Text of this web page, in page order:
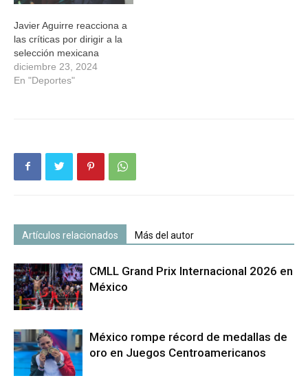
Javier Aguirre reacciona a
las críticas por dirigir a la
selección mexicana
diciembre 23, 2024
En "Deportes"
Artículos relacionados Más del autor
CMLL Grand Prix Internacional 2026 en
México
México rompe récord de medallas de
oro en Juegos Centroamericanos